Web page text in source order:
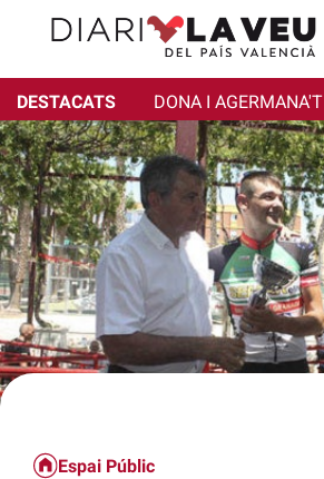
DESTACATS DONA I AGERMANA'T
Espai Públic